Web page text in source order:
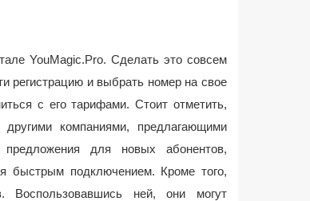
YouMagic.Pro. Сделать это совсем
регистрацию и выбрать номер на свое
с его тарифами. Стоит отметить,
компаниями, предлагающими
для новых абонентов,
быстрым подключением. Кроме того,
Воспользовавшись ней, они могут